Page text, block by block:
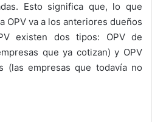
Esto significa que, lo que
OPV va a los anteriores dueños
existen dos tipos: OPV de
que ya cotizan) y OPV
(las empresas que todavía no